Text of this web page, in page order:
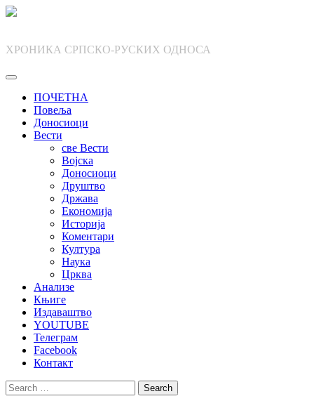
Skip
ХРОНИКА СРПСКО-РУСКИХ ОДНОСА
ПОЧЕТНА
Повеља
Доносиоци
Вести
све Вести
Војска
Доносиоци
Друштво
Држава
Економија
Историја
Коментари
Култура
Наука
Црква
Анализе
Књиге
Издаваштво
YOUTUBE
Телеграм
Facebook
Контакт
Search
for: